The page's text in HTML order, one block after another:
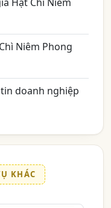
Niêm Phong
doanh nghiệp
KHÁC